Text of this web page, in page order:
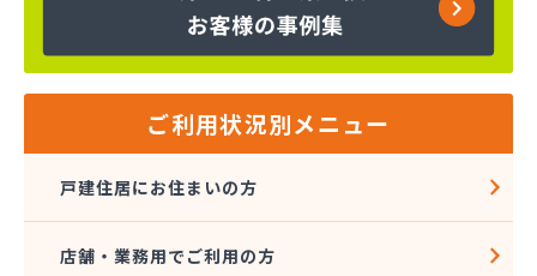
京都府LPガス協会（一般社団法人） 保安センター
北部支所
広瀬産業株式会社
三幸ガス株式会社
山大燃料工業株式会社
ご利用状況別メニュー
戸建住居にお住まいの方
店舗・業務用でご利用の方